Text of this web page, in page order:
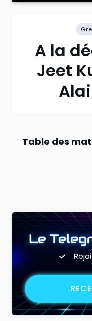
A la
Jeet
Table des
Le